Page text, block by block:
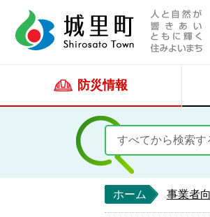
防災情報
ホーム 事業者